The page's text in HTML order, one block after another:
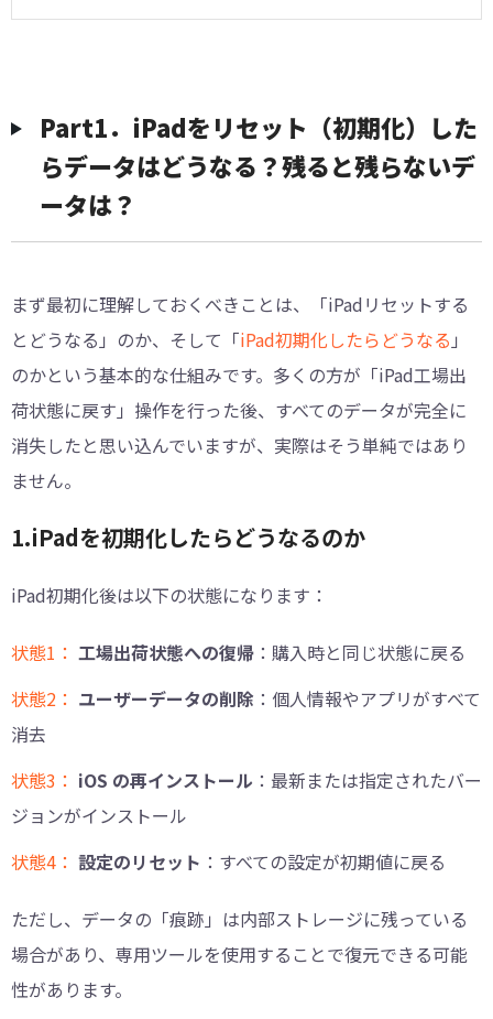
Part1．iPadをリセット（初期化）した
らデータはどうなる？残ると残らないデ
ータは？
まず最初に理解しておくべきことは、「iPadリセットする
とどうなる」のか、そして「iPad初期化したらどうなる 」
のかという基本的な仕組みです。多くの方が「iPad工場出
荷状態に戻す」操作を行った後、すべてのデータが完全に
消失したと思い込んでいますが、実際はそう単純ではあり
ません。
1.iPadを初期化したらどうなるのか
iPad初期化後は以下の状態になります：
状態1： 工場出荷状態への復帰 ：購入時と同じ状態に戻る
状態2： ユーザーデータの削除 ：個人情報やアプリがすべて
消去
状態3： iOS の再インストール ：最新または指定されたバー
ジョンがインストール
状態4： 設定のリセット ：すべての設定が初期値に戻る
ただし、データの「痕跡」は内部ストレージに残っている
場合があり、専用ツールを使用することで復元できる可能
性があります。